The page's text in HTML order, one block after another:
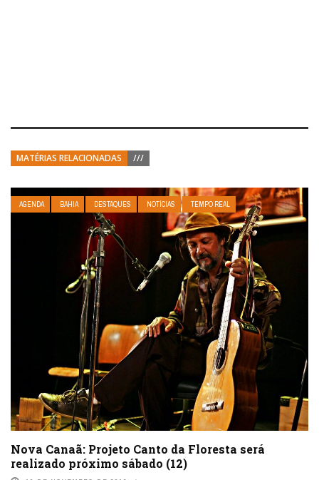
MATÉRIAS RELACIONADAS ///
AGENDA BAHIA DESTAQUES NOTÍCIAS TEMPO REAL
Nova Canaã: Projeto Canto da Floresta será
realizado próximo sábado (12)